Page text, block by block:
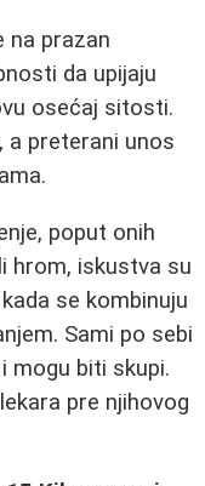
na prazan
da upijaju
osećaj sitosti.
a preterani unos
poput onih
hrom, iskustva su
se kombinuju
Sami po sebi
mogu biti skupi.
pre njihovog